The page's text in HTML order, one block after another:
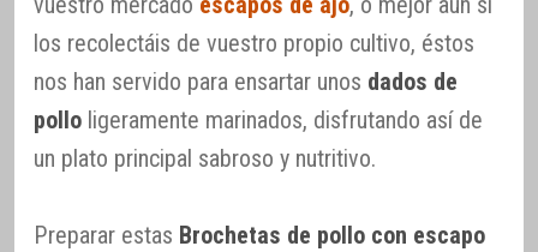
los recolectáis de vuestro propio cultivo, éstos
nos han servido para ensartar unos dados de
pollo ligeramente marinados, disfrutando así de
un plato principal sabroso y nutritivo.
Preparar estas Brochetas de pollo con escapo